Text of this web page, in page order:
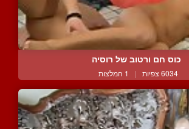
כוס חם ורטוב של רוסיה
6034 צפיות | 1 המלצות